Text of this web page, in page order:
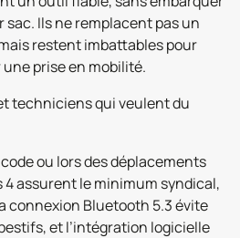
Ils ne remplacent pas un
restent imbattables pour
prise en mobilité.
techniciens qui veulent du
ou lors des déplacements
4 assurent le minimum syndical,
connexion Bluetooth 5.3 évite
et l’intégration logicielle